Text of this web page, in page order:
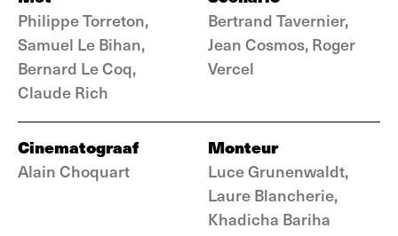
Philippe Torreton,
Samuel Le Bihan,
Bernard Le Coq,
Claude Rich
Bertrand Tavernier,
Jean Cosmos, Roger
Vercel
Cinematograaf
Alain Choquart
Monteur
Luce Grunenwaldt,
Laure Blancherie,
Khadicha Bariha